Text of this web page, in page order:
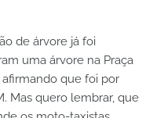
de árvore já foi
uma árvore na Praça
afirmando que foi por
Mas quero lembrar, que